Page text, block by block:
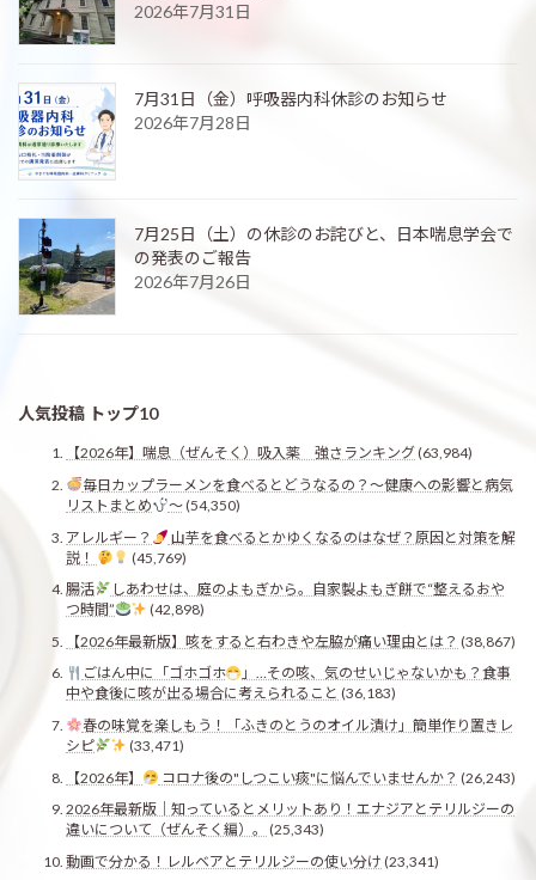
2026年7月31日
7月31日（金）呼吸器内科休診のお知らせ
2026年7月28日
7月25日（土）の休診のお詫びと、日本喘息学会で
の発表のご報告
2026年7月26日
人気投稿 トップ10
【2026年】喘息（ぜんそく）吸入薬 強さランキング(63,984)
毎日カップラーメンを食べるとどうなるの？〜健康への影響と病気
リストまとめ
〜(54,350)
アレルギー？
山芋を食べるとかゆくなるのはなぜ？原因と対策を解
説！
(45,769)
腸活
しあわせは、庭のよもぎから。自家製よもぎ餅で“整えるおや
つ時間”
(42,898)
【2026年最新版】咳をすると右わきや左脇が痛い理由とは？ (38,867)
ごはん中に「ゴホゴホ
」…その咳、気のせいじゃないかも？食事
中や食後に咳が出る場合に考えられること (36,183)
春の味覚を楽しもう！「ふきのとうのオイル漬け」簡単作り置きレ
シピ
(33,471)
【2026年】
コロナ後の"しつこい痰"に悩んでいませんか？ (26,243)
2026年最新版｜知っているとメリットあり！エナジアとテリルジーの
違いについて（ぜんそく編）。
(25,343)
動画で分かる！レルベアとテリルジーの使い分け (23,341)